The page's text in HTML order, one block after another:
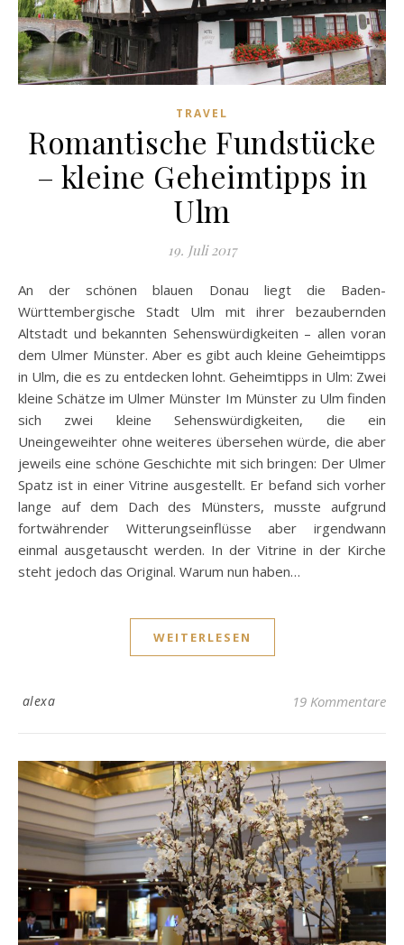
TRAVEL
Romantische Fundstücke
– kleine Geheimtipps in
Ulm
19. Juli 2017
An der schönen blauen Donau liegt die Baden-
Württembergische Stadt Ulm mit ihrer bezaubernden
Altstadt und bekannten Sehenswürdigkeiten – allen voran
dem Ulmer Münster. Aber es gibt auch kleine Geheimtipps
in Ulm, die es zu entdecken lohnt. Geheimtipps in Ulm: Zwei
kleine Schätze im Ulmer Münster Im Münster zu Ulm finden
sich zwei kleine Sehenswürdigkeiten, die ein
Uneingeweihter ohne weiteres übersehen würde, die aber
jeweils eine schöne Geschichte mit sich bringen: Der Ulmer
Spatz ist in einer Vitrine ausgestellt. Er befand sich vorher
lange auf dem Dach des Münsters, musste aufgrund
fortwährender Witterungseinflüsse aber irgendwann
einmal ausgetauscht werden. In der Vitrine in der Kirche
steht jedoch das Original. Warum nun haben…
WEITERLESEN
alexa 19 Kommentare